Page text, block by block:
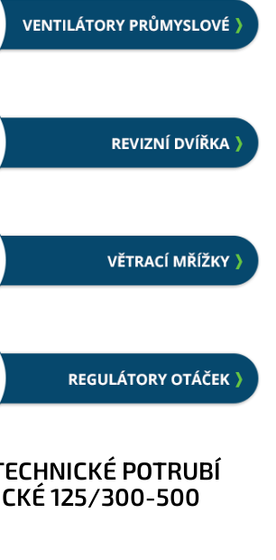
POTRUBÍ
125/300-500